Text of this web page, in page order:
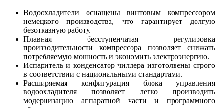
Водоохладители оснащены винтовым компрессором
немецкого производства, что гарантирует долгую
безотказную работу.
Плавная бесступенчатая регулировка
производительности компрессора позволяет снижать
потребляемую мощность и экономить электроэнергию.
Испаритель и конденсатор чиллера изготолвены строго
в соответствии с национальными стандартами.
Расширяемая конфигурация блока управления
водоохладителя позволяет легко производить
модернизацию аппаратной части и программного